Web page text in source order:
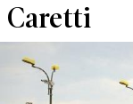
Caretti